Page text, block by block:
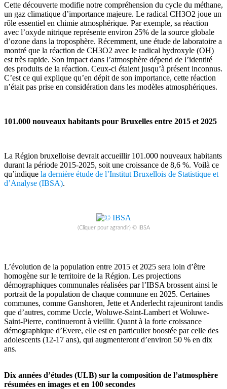
Cette découverte modifie notre compréhension du cycle du méthane,
un gaz climatique d’importance majeure. Le radical CH3O2 joue un
rôle essentiel en chimie atmosphérique. Par exemple, sa réaction
avec l’oxyde nitrique représente environ 25% de la source globale
d’ozone dans la troposphère. Récemment, une étude de laboratoire a
montré que la réaction de CH3O2 avec le radical hydroxyle (OH)
est très rapide. Son impact dans l’atmosphère dépend de l’identité
des produits de la réaction. Ceux-ci étaient jusqu’à présent inconnus.
C’est ce qui explique qu’en dépit de son importance, cette réaction
n’était pas prise en considération dans les modèles atmosphériques.
101.000 nouveaux habitants pour Bruxelles entre 2015 et 2025
La Région bruxelloise devrait accueillir 101.000 nouveaux habitants
durant la période 2015-2025, soit une croissance de 8,6 %. Voilà ce
qu’indique la dernière étude de l’Institut Bruxellois de Statistique et
d’Analyse (IBSA).
(Cliquer pour agrandir) © IBSA
L’évolution de la population entre 2015 et 2025 sera loin d’être
homogène sur le territoire de la Région. Les projections
démographiques communales réalisées par l’IBSA brossent ainsi le
portrait de la population de chaque commune en 2025. Certaines
communes, comme Ganshoren, Jette et Anderlecht rajeuniront tandis
que d’autres, comme Uccle, Woluwe-Saint-Lambert et Woluwe-
Saint-Pierre, continueront à vieillir. Quant à la forte croissance
démographique d’Evere, elle est en particulier boostée par celle des
adolescents (12-17 ans), qui augmenteront d’environ 50 % en dix
ans.
Dix années d’études (ULB) sur la composition de l’atmosphère
résumées en images et en 100 secondes